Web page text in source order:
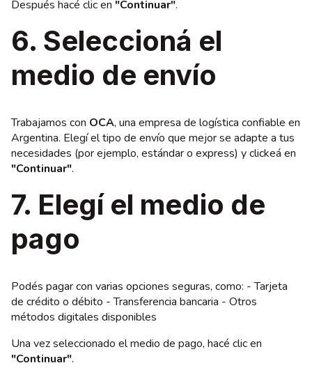
Después hacé clic en "Continuar".
6. Seleccioná el
medio de envío
Trabajamos con OCA, una empresa de logística confiable en
Argentina. Elegí el tipo de envío que mejor se adapte a tus
necesidades (por ejemplo, estándar o express) y clickeá en
"Continuar".
7. Elegí el medio de
pago
Podés pagar con varias opciones seguras, como: - Tarjeta
de crédito o débito - Transferencia bancaria - Otros
métodos digitales disponibles
Una vez seleccionado el medio de pago, hacé clic en
"Continuar".